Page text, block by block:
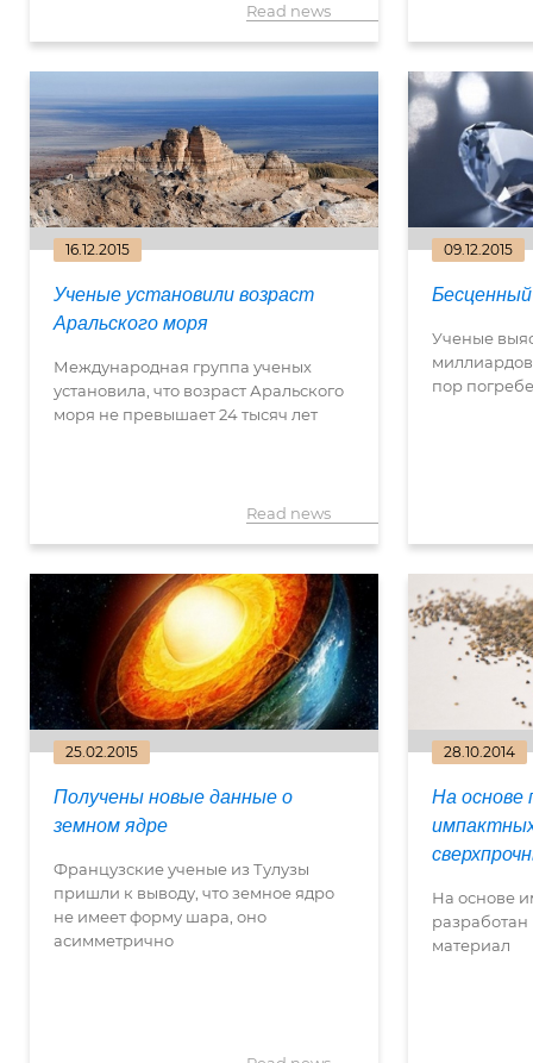
Read news
16.12.2015
Ученые установили возраст
Аральского моря
Международная группа ученых
установила, что возраст Аральского
моря не превышает 24 тысяч лет
Read news
09.12.2015
Ученые
миллиардов
пор
25.02.2015
Получены новые данные о
земном ядре
Французские ученые из Тулузы
пришли к выводу, что земное ядро
не имеет форму шара, оно
асимметрично
28.10.2014
На основе
На основе
материал